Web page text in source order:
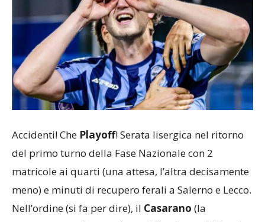
Accidenti! Che Playoff! Serata lisergica nel ritorno
del primo turno della Fase Nazionale con 2
matricole ai quarti (una attesa, l’altra decisamente
meno) e minuti di recupero ferali a Salerno e Lecco.
Nell’ordine (si fa per dire), il Casarano (la